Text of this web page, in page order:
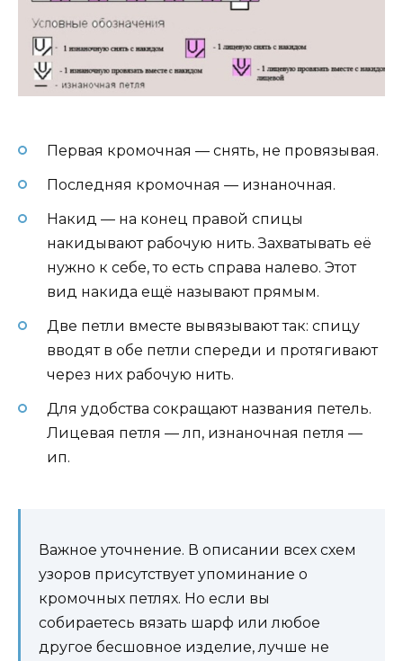
Первая кромочная — снять, не провязывая.
Последняя кромочная — изнаночная.
Накид — на конец правой спицы
накидывают рабочую нить. Захватывать её
нужно к себе, то есть справа налево. Этот
вид накида ещё называют прямым.
Две петли вместе вывязывают так: спицу
вводят в обе петли спереди и протягивают
через них рабочую нить.
Для удобства сокращают названия петель.
Лицевая петля — лп, изнаночная петля —
ип.
Важное уточнение. В описании всех схем
узоров присутствует упоминание о
кромочных петлях. Но если вы
собираетесь вязать шарф или любое
другое бесшовное изделие, лучше не